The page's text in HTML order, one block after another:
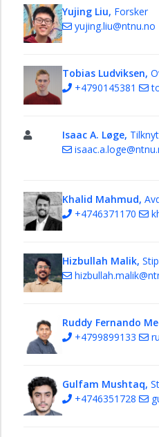
Yujing Liu, Forsker
yujing.liu@ntnu.no
Tobias Ludviksen,
+4790145381
Isaac A. Løge,
Khalid Mahmud,
+4746371170
Hizbullah Malik,
Ruddy Fernando
+4799899133
Gulfam Mushtaq,
+4746351728